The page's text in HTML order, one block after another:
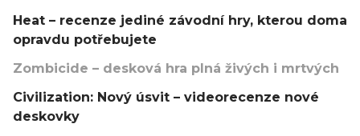
Heat – recenze jediné závodní hry, kterou doma
opravdu potřebujete
Zombicide – desková hra plná živých i mrtvých
Civilization: Nový úsvit – videorecenze nové
deskovky